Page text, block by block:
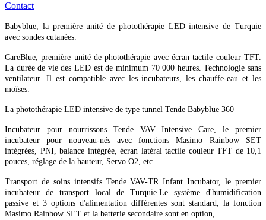
Contact
Babyblue, la première unité de photothérapie LED intensive de Turquie
avec sondes cutanées.
CareBlue, première unité de photothérapie avec écran tactile couleur TFT.
La durée de vie des LED est de minimum 70 000 heures. Technologie sans
ventilateur. Il est compatible avec les incubateurs, les chauffe-eau et les
moïses.
La photothérapie LED intensive de type tunnel Tende Babyblue 360
Incubateur pour nourrissons Tende VAV Intensive Care, le premier
incubateur pour nouveau-nés avec fonctions Masimo Rainbow SET
intégrées, PNI, balance intégrée, écran latéral tactile couleur TFT de 10,1
pouces, réglage de la hauteur, Servo O2, etc.
Transport de soins intensifs Tende VAV-TR Infant Incubator, le premier
incubateur de transport local de Turquie.Le système d'humidification
passive et 3 options d'alimentation différentes sont standard, la fonction
Masimo Rainbow SET et la batterie secondaire sont en option,